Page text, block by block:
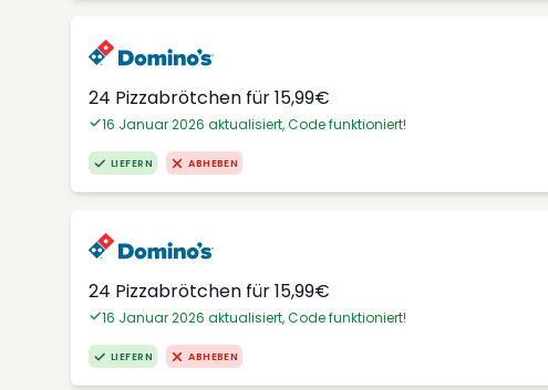
24 Pizzabrötchen für 15,99€
16 Januar 2026 aktualisiert, Code funktioniert!
LIEFERN ABHEBEN
24 Pizzabrötchen für 15,99€
16 Januar 2026 aktualisiert, Code funktioniert!
LIEFERN ABHEBEN